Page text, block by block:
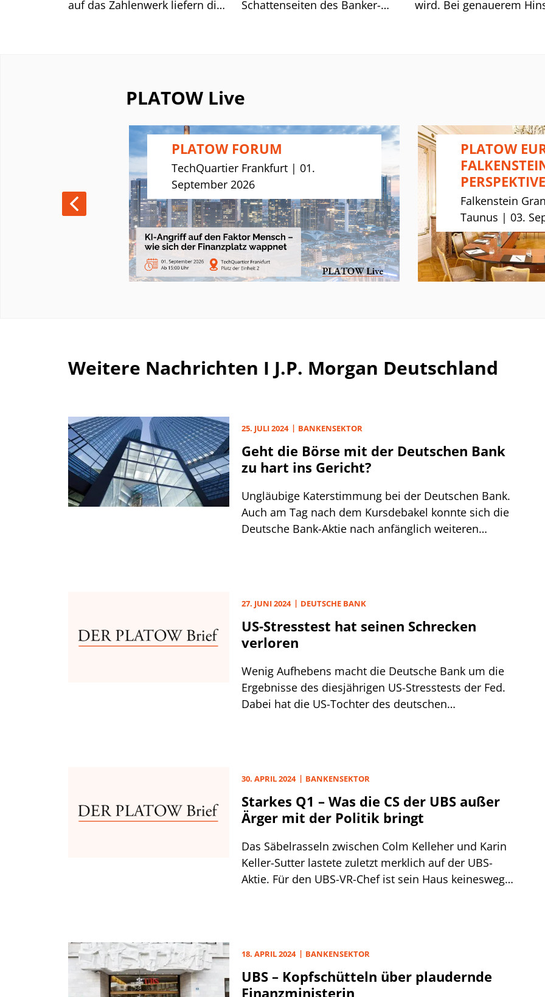
auf das Zahlenwerk liefern die
Schattenseiten des Banker-
Maßnahmen zum Schutz
wird. Bei genauerem
Verkauf gestellten
Commerzbank-Aktien
überrumpelt worden
Seither sollen sie im
Finanzministerium
rätseln, wer ihnen
Nest gelegt hat. Die
heißt es, soll
Kanzleramt führen.
PLATOW Live
September
PLATOW FORUM
TechQuartier Frankfurt | 01.
September 2026
PLATOW
Falkenstein
Taunus | 03.
Weitere Nachrichten I J.P. Morgan Deutschland
25. JULI 2024 BANKENSEKTOR
Geht die Börse mit der Deutschen Bank
zu hart ins Gericht?
Ungläubige Katerstimmung bei der Deutschen Bank.
Auch am Tag nach dem Kursdebakel konnte sich die
Deutsche Bank-Aktie nach anfänglich weiteren
zweite Quartal.
27. JUNI 2024 DEUTSCHE BANK
US-Stresstest hat seinen Schrecken
verloren
Wenig Aufhebens macht die Deutsche Bank um die
Ergebnisse des diesjährigen US-Stresstests der Fed.
Dabei hat die US-Tochter des deutschen
30. APRIL 2024 BANKENSEKTOR
Starkes Q1 – Was die CS der UBS außer
Ärger mit der Politik bringt
Das Säbelrasseln zwischen Colm Kelleher und Karin
Keller-Sutter lastete zuletzt merklich auf der UBS-
Aktie. Für den UBS-VR-Chef ist sein Haus keineswegs
wacker dagegen.
18. APRIL 2024 BANKENSEKTOR
UBS – Kopfschütteln über plaudernde
Finanzministerin